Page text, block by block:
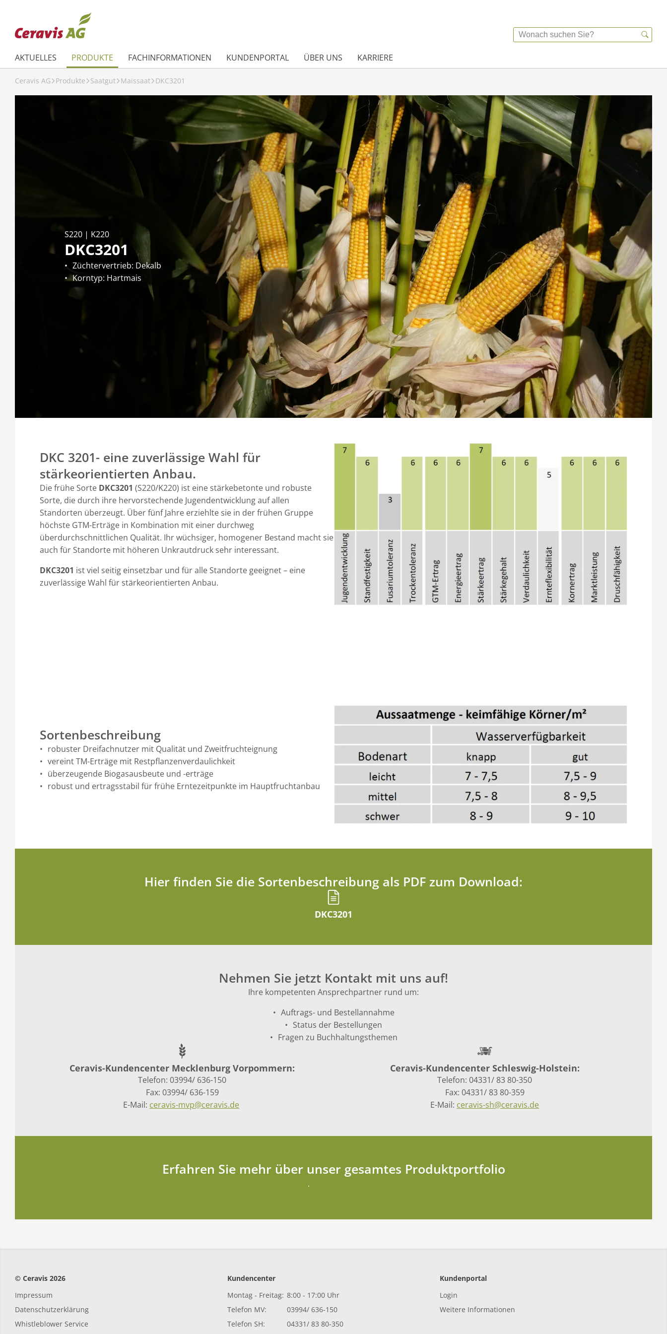
AKTUELLES PRODUKTE FACHINFORMATIONEN KUNDENPORTAL ÜBER UNS KARRIERE
Ceravis AG Produkte Saatgut Maissaat DKC3201
S220 | K220
DKC3201
Züchtervertrieb: Dekalb
Korntyp: Hartmais
DKC 3201- eine zuverlässige Wahl für
stärkeorientierten Anbau.
Die frühe Sorte DKC3201 (S220/K220) ist eine stärkebetonte und robuste
Sorte, die durch ihre hervorstechende Jugendentwicklung auf allen
Standorten überzeugt. Über fünf Jahre erziehlte sie in der frühen Gruppe
höchste GTM-Erträge in Kombination mit einer durchweg
überdurchschnittlichen Qualität. Ihr wüchsiger, homogener Bestand macht sie
auch für Standorte mit höheren Unkrautdruck sehr interessant.
DKC3201 ist viel seitig einsetzbar und für alle Standorte geeignet – eine
zuverlässige Wahl für stärkeorientierten Anbau.
Sortenbeschreibung
robuster Dreifachnutzer mit Qualität und Zweitfruchteignung
vereint TM-Erträge mit Restpflanzenverdaulichkeit
überzeugende Biogasausbeute und -erträge
robust und ertragsstabil für frühe Erntezeitpunkte im Hauptfruchtanbau
Hier finden Sie die Sortenbeschreibung als PDF zum Download:
DKC3201
Nehmen Sie jetzt Kontakt mit uns auf!
Ihre kompetenten Ansprechpartner rund um:
Auftrags- und Bestellannahme
Status der Bestellungen
Fragen zu Buchhaltungsthemen
Ceravis-Kundencenter Mecklenburg Vorpommern:
Telefon: 03994/ 636-150
Fax: 03994/ 636-159
E-Mail: ceravis-mvp@ceravis.de
Ceravis-Kundencenter Schleswig-Holstein:
Telefon: 04331/ 83 80-350
Fax: 04331/ 83 80-359
E-Mail: ceravis-sh@ceravis.de
Erfahren Sie mehr über unser gesamtes Produktportfolio
Zur Maissaat
© Ceravis 2026
Impressum
Datenschutzerklärung
Whistleblower Service
Kundencenter
Montag - Freitag: 8:00 - 17:00 Uhr
Telefon MV:
03994/ 636-150
Telefon SH:
04331/ 83 80-350
Kundenportal
Login
Weitere Informationen